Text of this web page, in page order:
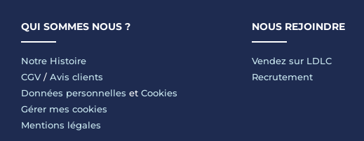
QUI SOMMES NOUS ?
Notre Histoire
CGV / Avis clients
Données personnelles et Cookies
Gérer mes cookies
Mentions légales
NOUS REJOINDRE
Vendez sur LDLC
Recrutement